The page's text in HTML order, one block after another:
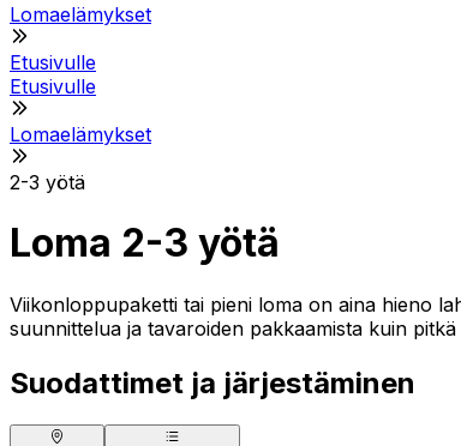
Lomaelämykset
Etusivulle
Etusivulle
Lomaelämykset
2-3 yötä
Loma 2-3 yötä
Viikonloppupaketti tai pieni loma on aina hieno
suunnittelua ja tavaroiden pakkaamista kuin
Suodattimet ja järjestäminen